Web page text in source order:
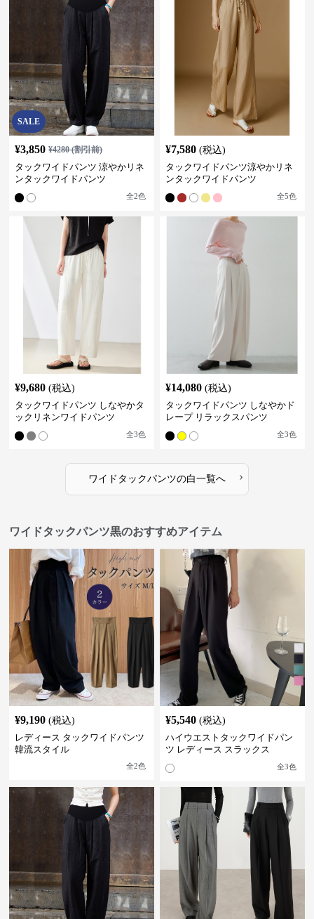
SALE
¥3,850 ¥4280(割引前)
タックワイドパンツ 涼やかリネ
ンタックワイドパンツ
全2色
¥7,580 (税込)
タックワイドパンツ涼やかリネ
ンタックワイドパンツ
全5色
¥9,680 (税込)
タックワイドパンツ しなやかタ
ックリネンワイドパンツ
全3色
¥14,080 (税込)
タックワイドパンツ しなやかド
レープ リラックスパンツ
全3色
ワイドタックパンツの白一覧へ ›
ワイドタックパンツ黒のおすすめアイテム
¥9,190 (税込)
レディース タックワイドパンツ
韓流スタイル
全2色
¥5,540 (税込)
ハイウエストタックワイドパン
ツ レディース スラックス
全3色